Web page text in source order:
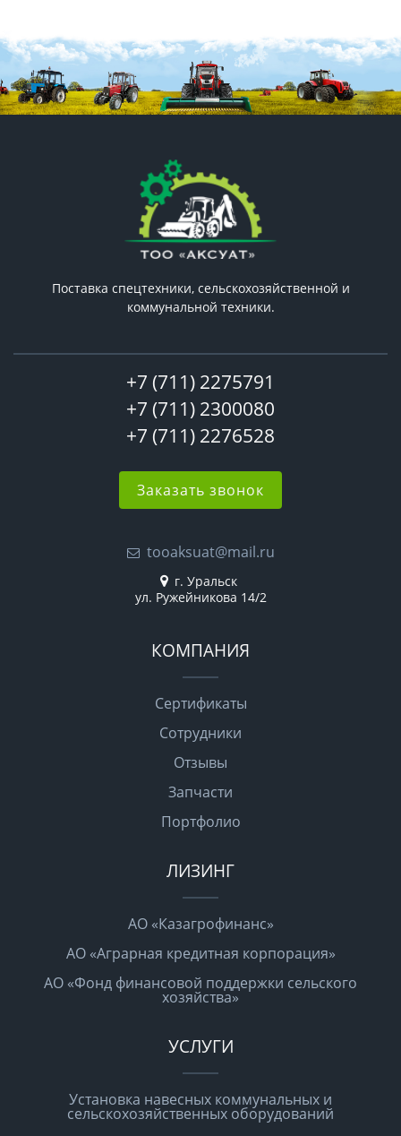
Поставка спецтехники, сельскохозяйственной и
коммунальной техники.
+7 (711) 2275791
+7 (711) 2300080
+7 (711) 2276528
Заказать звонок
tooaksuat@mail.ru
г. Уральск
ул. Ружейникова 14/2
КОМПАНИЯ
Сертификаты
Сотрудники
Отзывы
Запчасти
Портфолио
ЛИЗИНГ
АО «Казагрофинанс»
АО «Аграрная кредитная корпорация»
АО «Фонд финансовой поддержки сельского
хозяйства»
УСЛУГИ
Установка навесных коммунальных и
сельскохозяйственных оборудований